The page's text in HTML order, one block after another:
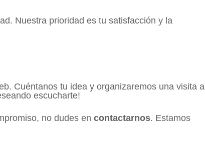
Nuestra prioridad es tu satisfacción y la
Cuéntanos tu idea y organizaremos una visita al
escucharte!
no dudes en contactarnos. Estamos